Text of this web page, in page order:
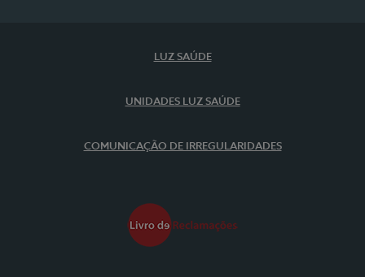
LUZ SAÚDE
UNIDADES LUZ SAÚDE
COMUNICAÇÃO DE IRREGULARIDADES